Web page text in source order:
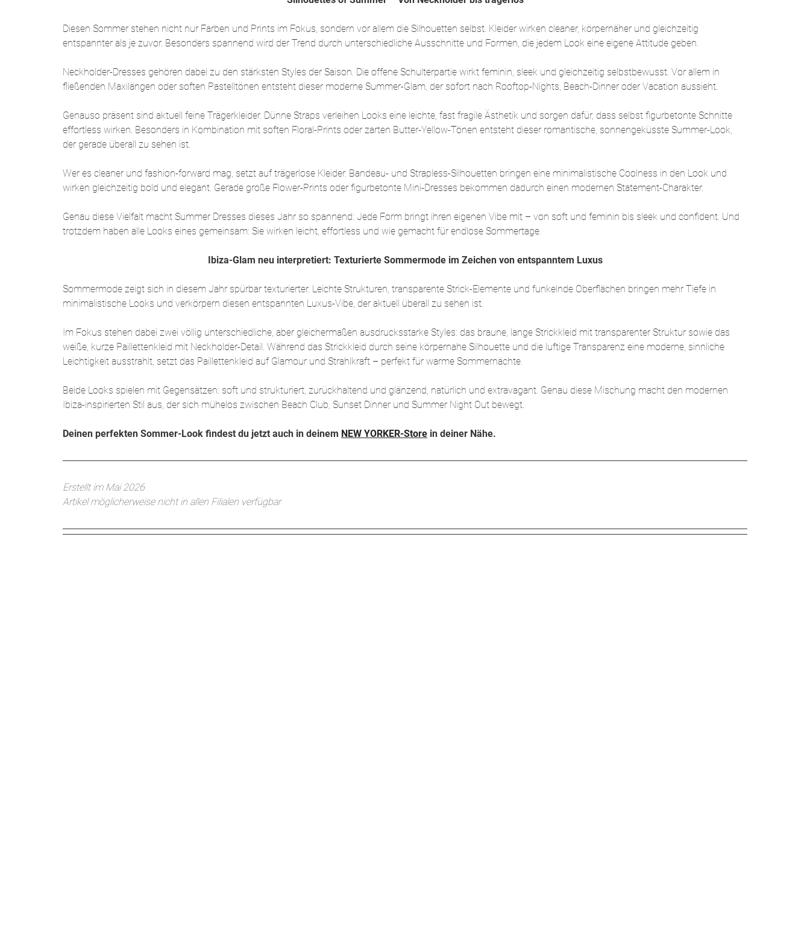
Diesen Sommer stehen nicht nur Farben und Prints im Fokus, sondern vor allem die Silhouetten selbst. Kleider wirken cleaner, körpernäher und gleichzeitig
entspannter als je zuvor. Besonders spannend wird der Trend durch unterschiedliche Ausschnitte und Formen, die jedem Look eine eigene Attitude geben.
Neckholder-Dresses gehören dabei zu den stärksten Styles der Saison. Die offene Schulterpartie wirkt feminin, sleek und gleichzeitig selbstbewusst. Vor allem in
fließenden Maxilängen oder soften Pastelltönen entsteht dieser moderne Summer-Glam, der sofort nach Rooftop-Nights, Beach-Dinner oder Vacation aussieht.
Genauso präsent sind aktuell feine Trägerkleider. Dünne Straps verleihen Looks eine leichte, fast fragile Ästhetik und sorgen dafür, dass selbst figurbetonte Schnitte
effortless wirken. Besonders in Kombination mit soften Floral-Prints oder zarten Butter-Yellow-Tönen entsteht dieser romantische, sonnengeküsste Summer-Look,
der gerade überall zu sehen ist.
Wer es cleaner und fashion-forward mag, setzt auf trägerlose Kleider. Bandeau- und Strapless-Silhouetten bringen eine minimalistische Coolness in den Look und
wirken gleichzeitig bold und elegant. Gerade große Flower-Prints oder figurbetonte Mini-Dresses bekommen dadurch einen modernen Statement-Charakter.
Genau diese Vielfalt macht Summer Dresses dieses Jahr so spannend: Jede Form bringt ihren eigenen Vibe mit – von soft und feminin bis sleek und confident. Und
trotzdem haben alle Looks eines gemeinsam: Sie wirken leicht, effortless und wie gemacht für endlose Sommertage.
Ibiza-Glam neu interpretiert: Texturierte Sommermode im Zeichen von entspanntem Luxus
Sommermode zeigt sich in diesem Jahr spürbar texturierter. Leichte Strukturen, transparente Strick-Elemente und funkelnde Oberflächen bringen mehr Tiefe in
minimalistische Looks und verkörpern diesen entspannten Luxus-Vibe, der aktuell überall zu sehen ist.
Im Fokus stehen dabei zwei völlig unterschiedliche, aber gleichermaßen ausdrucksstarke Styles: das braune, lange Strickkleid mit transparenter Struktur sowie das
weiße, kurze Paillettenkleid mit Neckholder-Detail. Während das Strickkleid durch seine körpernahe Silhouette und die luftige Transparenz eine moderne, sinnliche
Leichtigkeit ausstrahlt, setzt das Paillettenkleid auf Glamour und Strahlkraft – perfekt für warme Sommernächte.
Beide Looks spielen mit Gegensätzen: soft und strukturiert, zurückhaltend und glänzend, natürlich und extravagant. Genau diese Mischung macht den modernen
Ibiza-inspirierten Stil aus, der sich mühelos zwischen Beach Club, Sunset Dinner und Summer Night Out bewegt.
Deinen perfekten Sommer-Look findest du jetzt auch in deinem NEW YORKER-Store in deiner Nähe.
Erstellt im Mai 2026
Artikel möglicherweise nicht in allen Filialen verfügbar